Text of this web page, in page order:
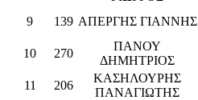
9 139 ΑΠΕΡΓΗΣ ΓΙΑΝΝΗΣ
10 270
ΠΑΝΟΥ
ΔΗΜΗΤΡΙΟΣ
11 206
ΚΑΣΗΛΟΥΡΗΣ
ΠΑΝΑΓΙΩΤΗΣ